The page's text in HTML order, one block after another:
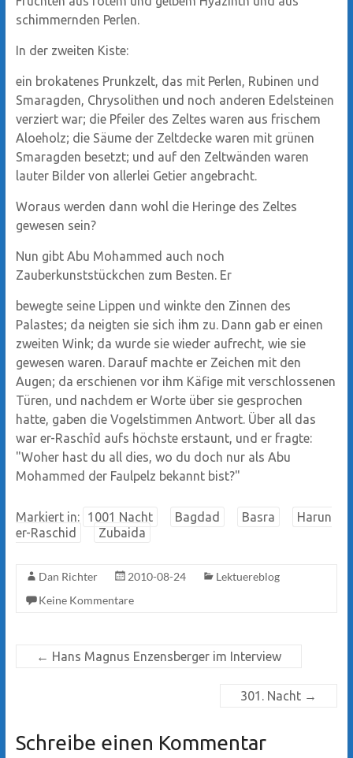
schimmernden Perlen.
In der zweiten Kiste:
ein brokatenes Prunkzelt, das mit Perlen, Rubinen und
Smaragden, Chrysolithen und noch anderen Edelsteinen
verziert war; die Pfeiler des Zeltes waren aus frischem
Aloeholz; die Säume der Zeltdecke waren mit grünen
Smaragden besetzt; und auf den Zeltwänden waren
lauter Bilder von allerlei Getier angebracht.
Woraus werden dann wohl die Heringe des Zeltes
gewesen sein?
Nun gibt Abu Mohammed auch noch
Zauberkunststückchen zum Besten. Er
bewegte seine Lippen und winkte den Zinnen des
Palastes; da neigten sie sich ihm zu. Dann gab er einen
zweiten Wink; da wurde sie wieder aufrecht, wie sie
gewesen waren. Darauf machte er Zeichen mit den
Augen; da erschienen vor ihm Käfige mit verschlossenen
Türen, und nachdem er Worte über sie gesprochen
hatte, gaben die Vogelstimmen Antwort. Über all das
war er-Raschîd aufs höchste erstaunt, und er fragte:
"Woher hast du all dies, wo du doch nur als Abu
Mohammed der Faulpelz bekannt bist?"
Markiert in: 1001 Nacht Bagdad Basra
Harun
er-Raschid
Zubaida
Dan Richter 2010-08-24
Lektuereblog
Keine Kommentare
← Hans Magnus Enzensberger im Interview
301. Nacht →
Schreibe einen Kommentar